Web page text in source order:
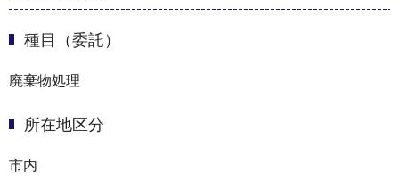
種目（委託）
廃棄物処理
所在地区分
市内